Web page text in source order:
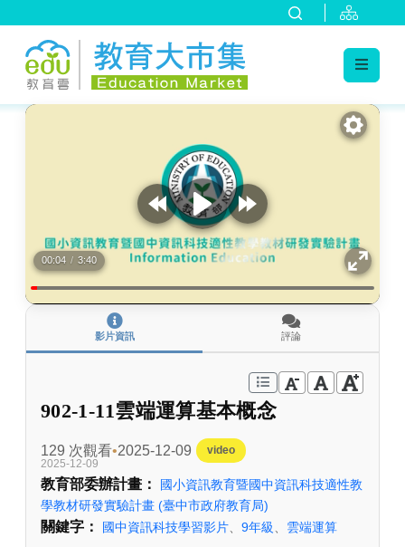
:::
00:04 / 3:40
影片資訊 評論
902-1-11雲端運算基本概念
129 次觀看 2025-12-09
video
2025-12-09
教育部委辦計畫：
國小資訊教育暨國中資訊科技適性教
學教材研發實驗計畫 (臺中市政府教育局)
關鍵字： 國中資訊科技學習影片 9年級 雲端運算